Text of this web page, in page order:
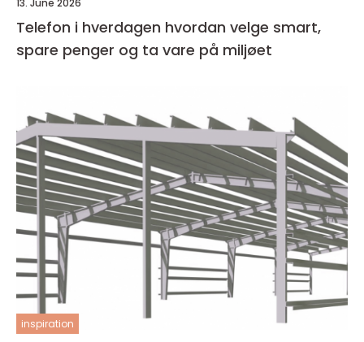
13. June 2026
Telefon i hverdagen hvordan velge smart,
spare penger og ta vare på miljøet
inspiration